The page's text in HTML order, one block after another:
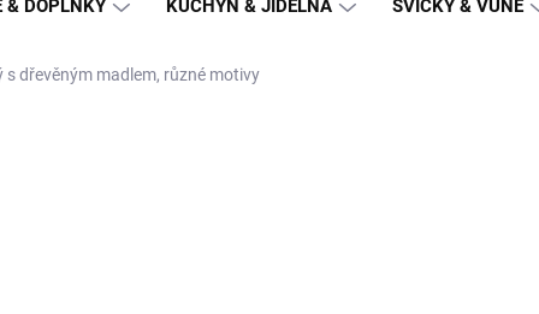
& DOPLŇKY KUCHYŇ & JÍDELNA SVÍČKY & VŮNĚ
s dřevěným madlem, různé motivy